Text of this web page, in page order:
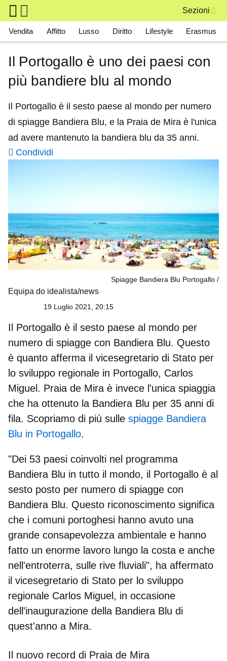
Skip to main content
Sezioni
Main navigation
Vendita Affitto Lusso Diritto Lifestyle Erasmus
Il Portogallo è uno dei paesi con
più bandiere blu al mondo
Il Portogallo è il sesto paese al mondo per numero
di spiagge Bandiera Blu, e la Praia de Mira è l'unica
ad avere mantenuto la bandiera blu da 35 anni.
Condividi
Spiagge Bandiera Blu Portogallo
Equipa do idealista/news
19 Luglio 2021, 20:15
Il Portogallo è il sesto paese al mondo per
numero di spiagge con Bandiera Blu. Questo
è quanto afferma il vicesegretario di Stato per
lo sviluppo regionale in Portogallo, Carlos
Miguel. Praia de Mira è invece l'unica spiaggia
che ha ottenuto la Bandiera Blu per 35 anni di
fila. Scopriamo di più sulle spiagge Bandiera
Blu in Portogallo.
"Dei 53 paesi coinvolti nel programma
Bandiera Blu in tutto il mondo, il Portogallo è al
sesto posto per numero di spiagge con
Bandiera Blu. Questo riconoscimento significa
che i comuni portoghesi hanno avuto una
grande consapevolezza ambientale e hanno
fatto un enorme lavoro lungo la costa e anche
nell'entroterra, sulle rive fluviali", ha affermato
il vicesegretario di Stato per lo sviluppo
regionale Carlos Miguel, in occasione
dell'inaugurazione della Bandiera Blu di
quest'anno a Mira.
Il nuovo record di Praia de Mira